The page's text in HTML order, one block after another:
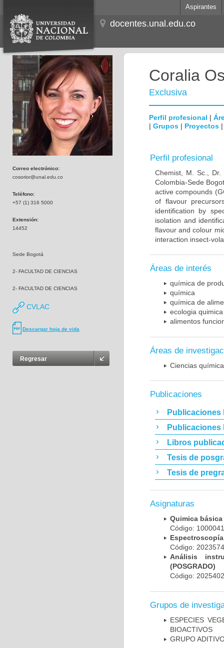
Aspirantes
docentes.unal.edu.co
Correo electrónico:
cosorior@unal.edu.co
Teléfono:
+57 (1) 316 5000
Extensión:
14452
Sede Bogotá
2- FACULTAD DE CIENCIAS
2- FACULTAD DE CIENCIAS
CVLAC
Descargar hoja de vida
Regresar
Coralia
Exclusiva
Perfil profesional |
| Grupos | Proyectos
Perfil profesional
Chemist, M. Sc., Dr.
Colombia-Sede
active compounds
of flavour
identification by
isolation and
flavour and colour
interaction insect-
Áreas de interés
química de
química
química de
ecologia quimica
alimentos
Áreas de
Ciencias
Publicaciones
Publicaciones
Publicaciones
Libros
Tesis de
Tesis de
Asignaturas
Quimica básica
Código:
Espectroscopía
Código:
Análisis
(POSGRADO)
Código:
Grupos de
ESPECIES
BIOACTIVOS
GRUPO